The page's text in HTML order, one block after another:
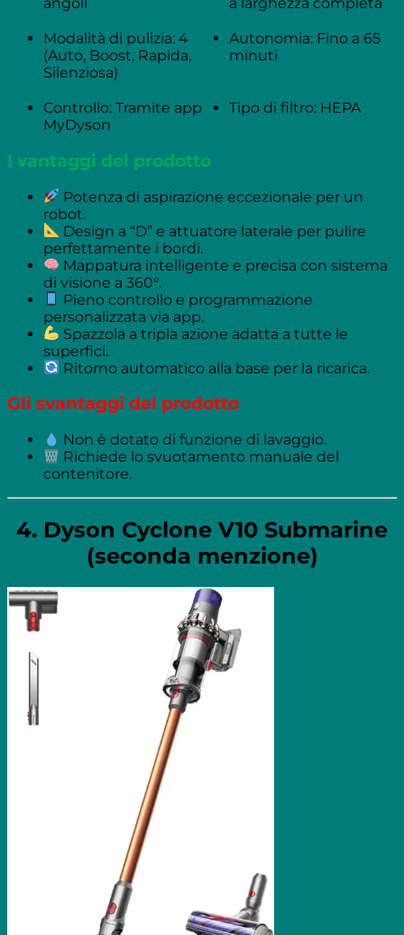
Modalità di pulizia: 4
(Auto, Boost, Rapida,
Silenziosa)
Autonomia: Fino a 65
minuti
Controllo: Tramite app
MyDyson
Tipo di filtro: HEPA
I vantaggi del prodotto
Potenza di aspirazione eccezionale per un
robot.
Design a “D” e attuatore laterale per pulire
perfettamente i bordi.
Mappatura intelligente e precisa con sistema
di visione a 360°.
Pieno controllo e programmazione
personalizzata via app.
Spazzola a tripla azione adatta a tutte le
superfici.
Ritorno automatico alla base per la ricarica.
Gli svantaggi del prodotto
Non è dotato di funzione di lavaggio.
Richiede lo svuotamento manuale del
contenitore.
4. Dyson Cyclone V10 Submarine
(seconda menzione)